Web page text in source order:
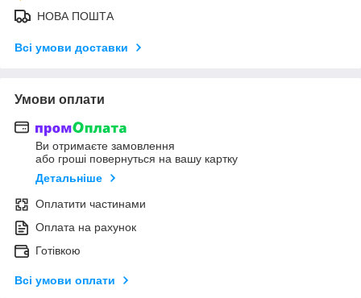
НОВА ПОШТА
Всі умови доставки
Умови оплати
Ви отримаєте замовлення
або гроші повернуться на вашу картку
Детальніше
Оплатити частинами
Оплата на рахунок
Готівкою
Всі умови оплати